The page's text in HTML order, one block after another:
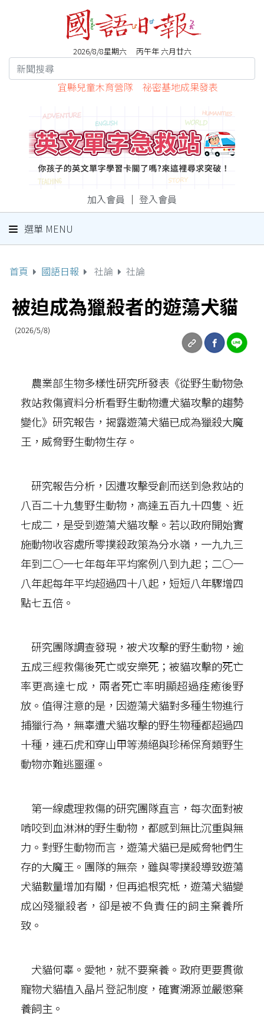
2026/8/8星期六 丙午年 六月廿六
宜縣兒童木育營隊 祕密基地成果發表
加入會員 ｜ 登入會員
選單 MENU
首頁 國語日報 社論 社論
被迫成為獵殺者的遊蕩犬貓
(2026/5/8)
農業部生物多樣性研究所發表《從野生動物急
救站救傷資料分析看野生動物遭犬貓攻擊的趨勢
變化》研究報告，揭露遊蕩犬貓已成為獵殺大魔
王，威脅野生動物生存。
研究報告分析，因遭攻擊受創而送到急救站的
八百二十九隻野生動物，高達五百九十四隻、近
七成二，是受到遊蕩犬貓攻擊。若以政府開始實
施動物收容處所零撲殺政策為分水嶺，一九九三
年到二○一七年每年平均案例八到九起；二○一
八年起每年平均超過四十八起，短短八年驟增四
點七五倍。
研究團隊調查發現，被犬攻擊的野生動物，逾
五成三經救傷後死亡或安樂死；被貓攻擊的死亡
率更高達七成，兩者死亡率明顯超過痊癒後野
放。值得注意的是，因遊蕩犬貓對多種生物進行
捕獵行為，無辜遭犬貓攻擊的野生物種都超過四
十種，連石虎和穿山甲等瀕絕與珍稀保育類野生
動物亦難逃噩運。
第一線處理救傷的研究團隊直言，每次面對被
啃咬到血淋淋的野生動物，都感到無比沉重與無
力。對野生動物而言，遊蕩犬貓已是威脅牠們生
存的大魔王。團隊的無奈，雖與零撲殺導致遊蕩
犬貓數量增加有關，但再追根究柢，遊蕩犬貓變
成凶殘獵殺者，卻是被不負責任的飼主棄養所
致。
犬貓何辜。愛牠，就不要棄養。政府更要貫徹
寵物犬貓植入晶片登記制度，確實溯源並嚴懲棄
養飼主。